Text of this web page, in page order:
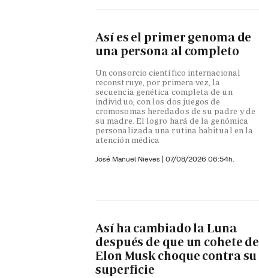
Así es el primer genoma de
una persona al completo
Un consorcio científico internacional
reconstruye, por primera vez, la
secuencia genética completa de un
individuo, con los dos juegos de
cromosomas heredados de su padre y de
su madre. El logro hará de la genómica
personalizada una rutina habitual en la
atención médica
José Manuel Nieves | 07/08/2026 06:54h.
Así ha cambiado la Luna
después de que un cohete de
Elon Musk choque contra su
superficie